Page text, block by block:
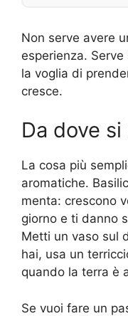
Non serve avere
esperienza. Serve
la voglia di
cresce.
Da dove
La cosa più
aromatiche.
menta: crescono
giorno e ti danno
Metti un vaso sul
hai, usa un
quando la terra è
Se vuoi fare un